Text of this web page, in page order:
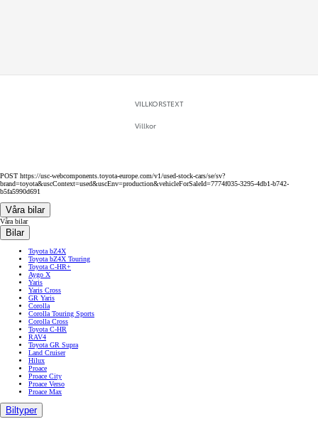
VILLKORSTEXT
Villkor
POST https://usc-webcomponents.toyota-europe.com/v1/used-stock-cars/se/sv?
brand=toyota&uscContext=used&uscEnv=production&vehicleForSaleId=7774f035-3295-4db1-b742-
b5fa5990d691
Våra bilar
Våra bilar
Bilar
Toyota bZ4X
Toyota bZ4X Touring
Toyota C-HR+
Aygo X
Yaris
Yaris Cross
GR Yaris
Corolla
Corolla Touring Sports
Corolla Cross
Toyota C-HR
RAV4
Toyota GR Supra
Land Cruiser
Hilux
Proace
Proace City
Proace Verso
Proace Max
Biltyper